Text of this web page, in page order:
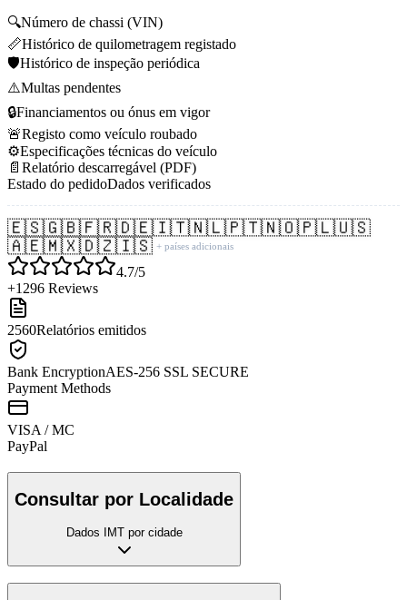
🔍Número de chassi (VIN)
📏Histórico de quilometragem registado
🛡️Histórico de inspeção periódica
⚠️Multas pendentes
🔒Financiamentos ou ónus em vigor
🚨Registo como veículo roubado
⚙️Especificações técnicas do veículo
📄 Relatório descarregável (PDF)
Estado do pedidoDados verificados
🇪🇸🇬🇧🇫🇷🇩🇪🇮🇹🇳🇱🇵🇹🇳🇴🇵🇱🇺🇸
🇦🇪🇲🇽🇩🇿🇮🇸 + países adicionais
4.7/5
+1296 Reviews
2560Relatórios emitidos
Bank EncryptionAES-256 SSL SECURE
Payment Methods
VISA / MC
PayPal
Consultar por Localidade
Dados IMT por cidade